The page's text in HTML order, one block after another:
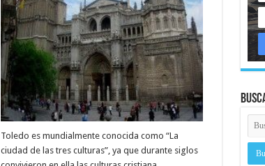
Toledo es mundialmente conocida como “La
ciudad de las tres culturas”, ya que durante siglos